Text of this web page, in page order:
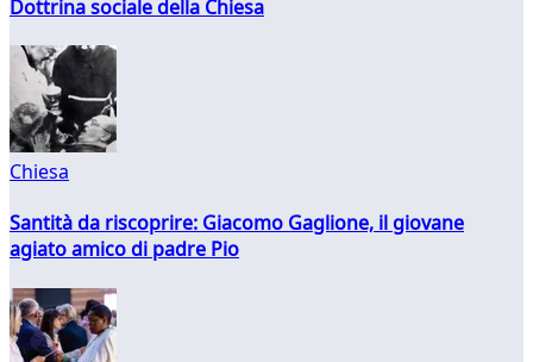
Dottrina sociale della Chiesa
Chiesa
Santità da riscoprire: Giacomo Gaglione, il giovane
agiato amico di padre Pio